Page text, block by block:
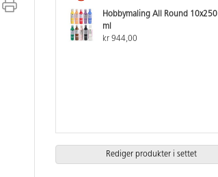
Hobbymaling All Round 10x250
ml
kr 944,00
Rediger produkter i settet